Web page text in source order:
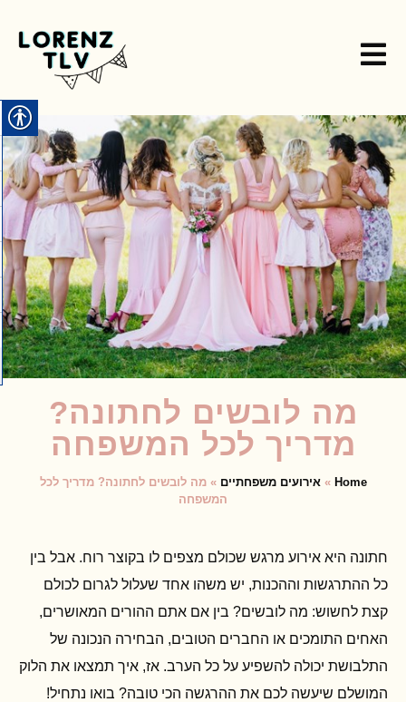
מה לובשים לחתונה?
מדריך לכל המשפחה
Home
»אירועים משפחתיים »מה לובשים לחתונה? מדריך לכל
המשפחה
חתונה היא אירוע מרגש שכולם מצפים לו בקוצר רוח. אבל בין
כל ההתרגשות וההכנות, יש משהו אחד שעלול לגרום לכולם
קצת לחשוש: מה לובשים? בין אם אתם ההורים המאושרים,
האחים התומכים או החברים הטובים, הבחירה הנכונה של
התלבושת יכולה להשפיע על כל הערב. אז, איך תמצאו את הלוק
המושלם שיעשה לכם את ההרגשה הכי טובה? בואו נתחיל!